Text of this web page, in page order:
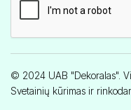
© 2024 UAB "Dekoralas".
Svetainių kūrimas ir